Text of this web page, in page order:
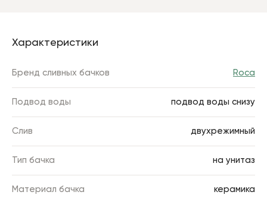
Характеристики
Бренд сливных бачков Roca
Подвод воды подвод воды снизу
Слив двухрежимный
Тип бачка на унитаз
Материал бачка керамика